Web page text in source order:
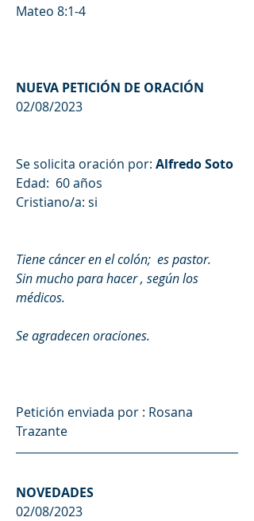
Mateo 8:1-4
NUEVA PETICIÓN DE ORACIÓN
02/08/2023
Se solicita oración por: Alfredo Soto
Edad:  60 años
Cristiano/a: si
Tiene cáncer en el colón;  es pastor.
Sin mucho para hacer , según los
médicos.
Se agradecen oraciones.
Petición enviada por : Rosana
Trazante
NOVEDADES
02/08/2023